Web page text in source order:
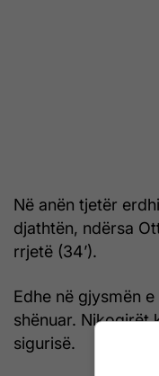
Në anën tjetër
djathtën, ndërsa
rrjetë (34’).
Edhe në gjysmën
shënuar. Nikoqirët
sigurisë.